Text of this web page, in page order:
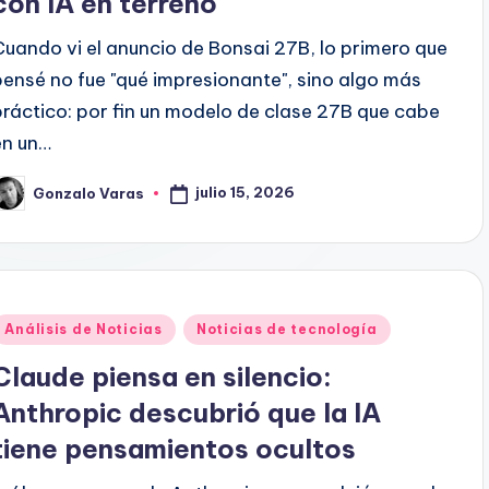
vi el anuncio de Bonsai 27B, lo primero que
no fue "qué impresionante", sino algo más
por fin un modelo de clase 27B que cabe
un…
Gonzalo Varas julio 15, 2026
Análisis de Noticias Noticias de tecnología
piensa en silencio:
descubrió que la IA
pensamientos ocultos